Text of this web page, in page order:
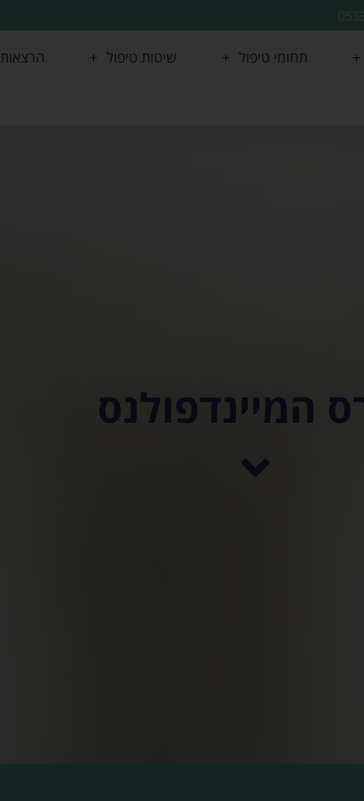
תחומי טיפול שיטות טיפול הרצאות
המיינדפולנס